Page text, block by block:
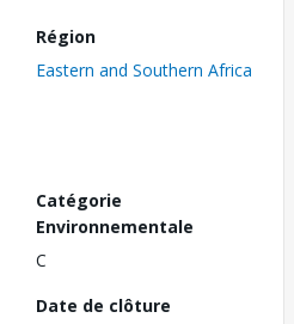
Région
Eastern and Southern Africa
Catégorie
Environnementale
C
Date de clôture